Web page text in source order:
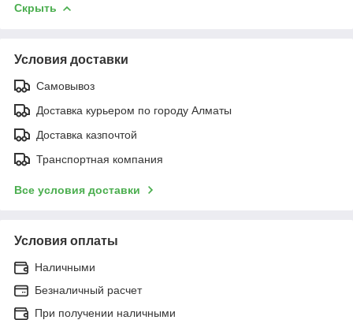
Скрыть
Условия доставки
Самовывоз
Доставка курьером по городу Алматы
Доставка казпочтой
Транспортная компания
Все условия доставки
Условия оплаты
Наличными
Безналичный расчет
При получении наличными